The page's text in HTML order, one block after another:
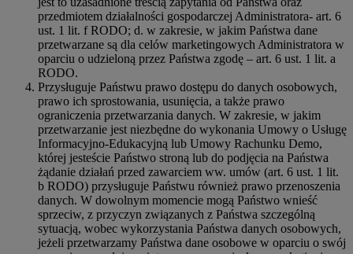
przedmiotem działalności gospodarczej Administratora- art. 6
ust. 1 lit. f RODO; d. w zakresie, w jakim Państwa dane
przetwarzane są dla celów marketingowych Administratora w
oparciu o udzieloną przez Państwa zgodę – art. 6 ust. 1 lit. a
RODO.
Przysługuje Państwu prawo dostępu do danych osobowych,
prawo ich sprostowania, usunięcia, a także prawo
ograniczenia przetwarzania danych. W zakresie, w jakim
przetwarzanie jest niezbędne do wykonania Umowy o Usługę
Informacyjno-Edukacyjną lub Umowy Rachunku Demo,
której jesteście Państwo stroną lub do podjęcia na Państwa
żądanie działań przed zawarciem ww. umów (art. 6 ust. 1 lit.
b RODO) przysługuje Państwu również prawo przenoszenia
danych. W dowolnym momencie mogą Państwo wnieść
sprzeciw, z przyczyn związanych z Państwa szczególną
sytuacją, wobec wykorzystania Państwa danych osobowych,
jeżeli przetwarzamy Państwa dane osobowe w oparciu o swój